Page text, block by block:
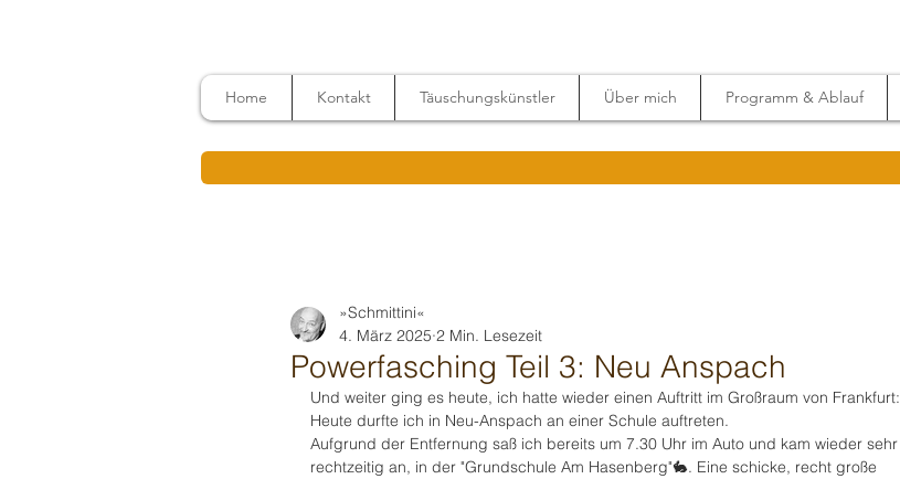
Home Kontakt Täuschungskünstler Über mich Programm & Ablauf
Powerfasching Teil 3: Neu Anspach
»Schmittini«
4. März 2025 2 Min. Lesezeit
Und weiter ging es heute, ich hatte wieder einen Auftritt im Großraum von Frankfurt:
Heute durfte ich in Neu-Anspach an einer Schule auftreten.
Aufgrund der Entfernung saß ich bereits um 7.30 Uhr im Auto und kam wieder sehr
rechtzeitig an, in der "Grundschule Am Hasenberg"🐇. Eine schicke, recht große